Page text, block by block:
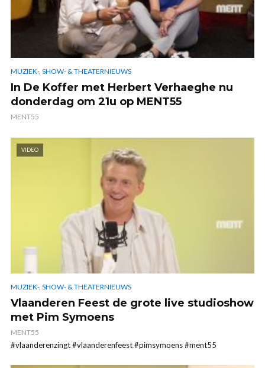
MUZIEK-, SHOW- & THEATERNIEUWS
In De Koffer met Herbert Verhaeghe nu
donderdag om 21u op MENT55
MENT55
VIDEO
MUZIEK-, SHOW- & THEATERNIEUWS
Vlaanderen Feest de grote live studioshow
met Pim Symoens
MENT55
#vlaanderenzingt #vlaanderenfeest #pimsymoens #ment55